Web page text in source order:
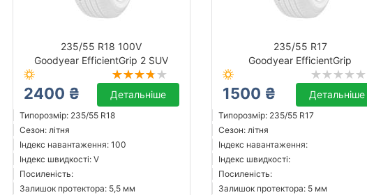
235/55 R18 100V
Goodyear EfficientGrip 2 SUV
2400 ₴ Детальніше
Типорозмір: 235/55 R18
Сезон: літня
Індекс навантаження: 100
Індекс швидкості: V
Посиленість:
Залишок протектора: 5,5 мм
235/55 R17
Goodyear EfficientGrip
1500 ₴ Детальніше
Типорозмір: 235/55 R17
Сезон: літня
Індекс навантаження:
Індекс швидкості:
Посиленість:
Залишок протектора: 5 мм